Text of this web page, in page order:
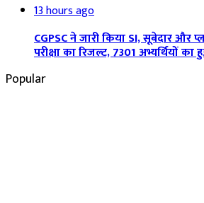
13 hours ago
CGPSC ने जारी किया SI, सूबेदार और
परीक्षा का रिजल्ट, 7301 अभ्यर्थियों
Popular